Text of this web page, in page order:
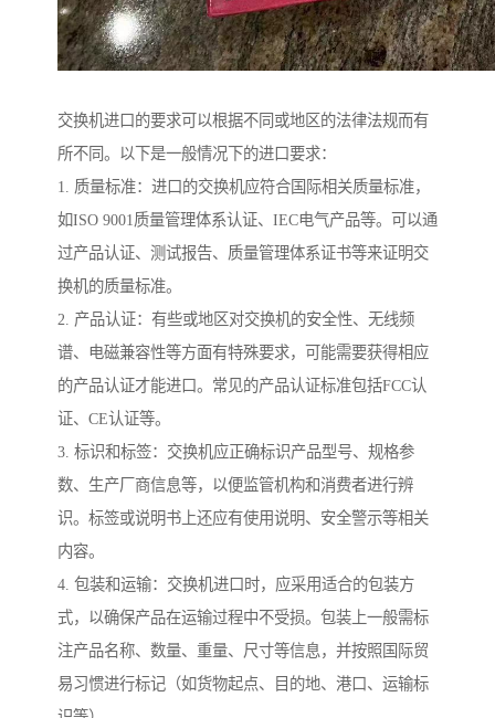
交换机进口的要求可以根据不同或地区的法律法规而有
所不同。以下是一般情况下的进口要求：
1. 质量标准：进口的交换机应符合国际相关质量标准，
如ISO 9001质量管理体系认证、IEC电气产品等。可以通
过产品认证、测试报告、质量管理体系证书等来证明交
换机的质量标准。
2. 产品认证：有些或地区对交换机的安全性、无线频
谱、电磁兼容性等方面有特殊要求，可能需要获得相应
的产品认证才能进口。常见的产品认证标准包括FCC认
证、CE认证等。
3. 标识和标签：交换机应正确标识产品型号、规格参
数、生产厂商信息等，以便监管机构和消费者进行辨
识。标签或说明书上还应有使用说明、安全警示等相关
内容。
4. 包装和运输：交换机进口时，应采用适合的包装方
式，以确保产品在运输过程中不受损。包装上一般需标
注产品名称、数量、重量、尺寸等信息，并按照国际贸
易习惯进行标记（如货物起点、目的地、港口、运输标